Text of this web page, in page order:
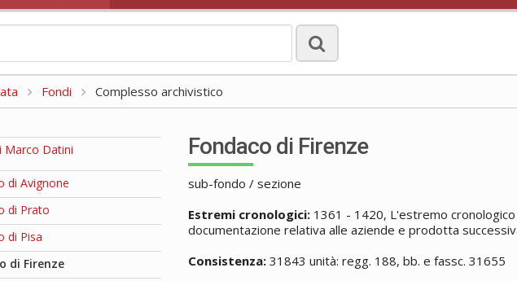
Fondi Complesso archivistico
Marco Datini
di Avignone
di Prato
di Pisa
di Firenze
Fondaco di Firenze
sub-fondo / sezione
Estremi cronologici: 1361 - 1420, L'estremo
documentazione relativa alle aziende e prodotta
Consistenza: 31843 unità: regg. 188, bb. e fassc. 31655